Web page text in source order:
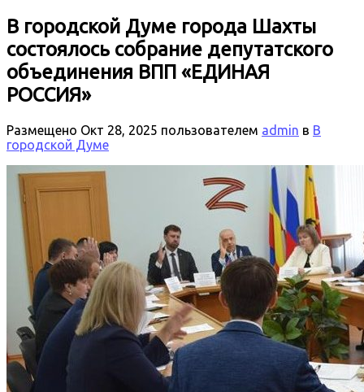
В городской Думе города Шахты
состоялось собрание депутатского
объединения ВПП «ЕДИНАЯ
РОССИЯ»
Размещено Окт 28, 2025 пользователем admin в В
городской Думе